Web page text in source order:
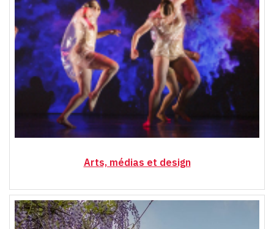
Arts, médias et design